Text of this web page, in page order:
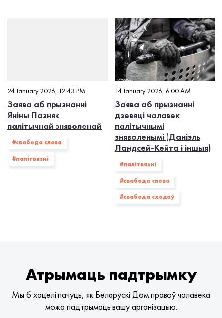
24 January 2026, 12:43 PM
Заява аб прызнанні
Яніны Пазняк
палітычнай зняволенай
#свабода слова
#палiтвязнi
14 January 2026, 6:00 AM
Заява аб прызнанні
дзевяці чалавек
палітычнымі
зняволенымі (Даніэль
Ландсей-Кейта і іншыя)
#палiтвязнi
#свабода слова
#свабода сходаў
Атрымаць падтрымку
Мы б хацелі пачуць, як Беларускі Дом правоў чалавека
можа падтрымаць вашу арганізацыю.